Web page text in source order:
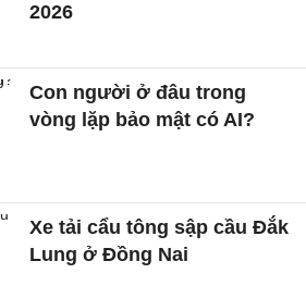
2026
Con người ở đâu trong
vòng lặp bảo mật có AI?
Xe tải cẩu tông sập cầu Đắk
Lung ở Đồng Nai